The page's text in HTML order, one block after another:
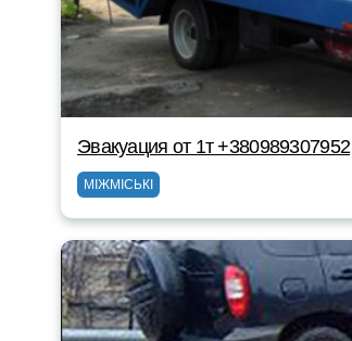
Эвакуация от 1т +380989307952
МІЖМІСЬКІ